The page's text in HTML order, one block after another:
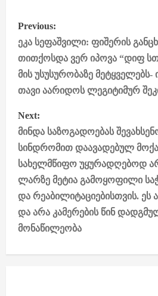
P
o
s
t
n
a
v
i
g
Previous:
ეკა სეფაშვილი: ფიშერის
თითქოსდა ვერ იპოვა “დიფ
მის უსუსურობაზე
თავი აარიდოს ლეგიტიმურ
Next:
მინდა საზოგადოებას
სინდრომით დაავადებულ
სახელმწიფო უყურადღებოდ
ლარზე მეტია გამოყოფილი
და რეაბილიტაციებისთვის. ეს
და არა კამერების წინ
მონაწილეობა